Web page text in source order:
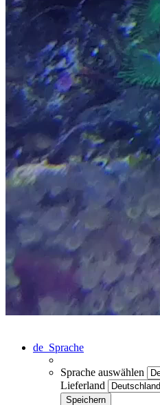
de Sprache
Sprache auswählen
Lieferland